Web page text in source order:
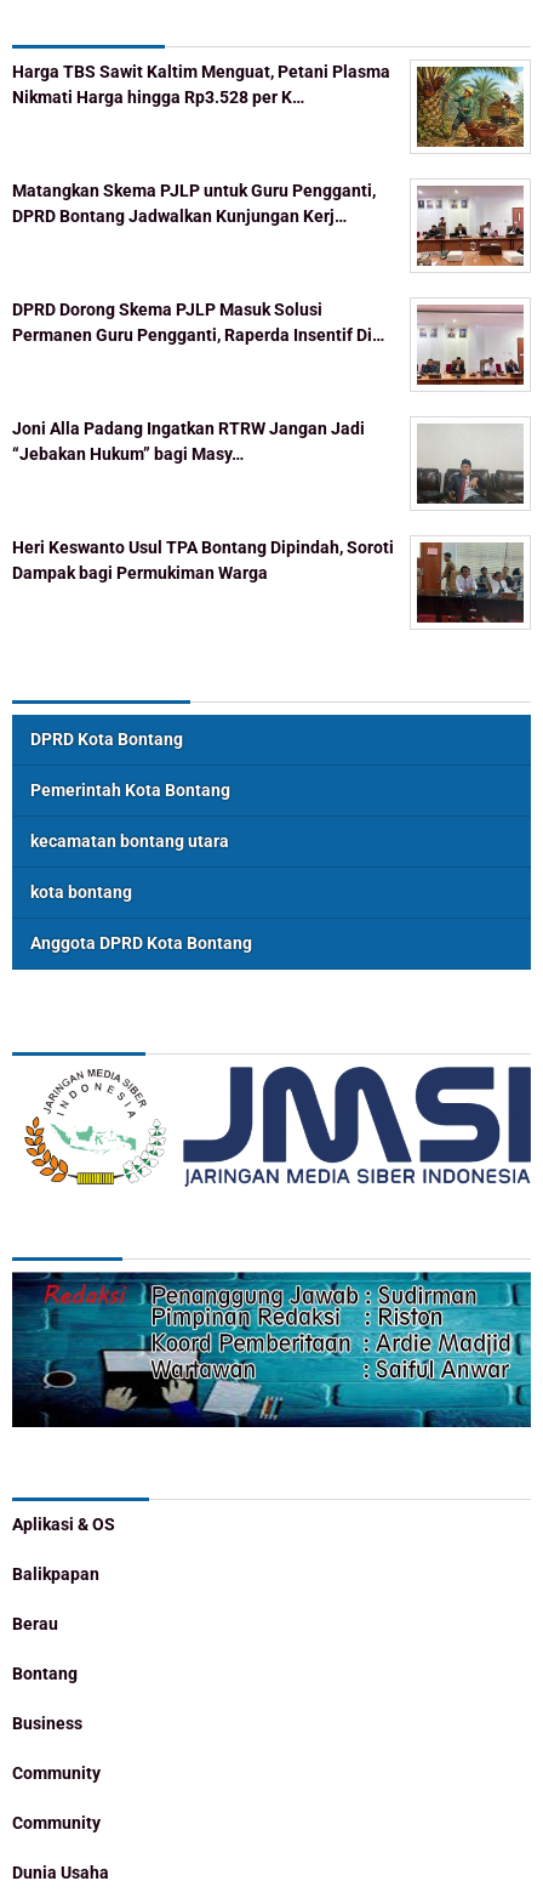
Harga TBS Sawit Kaltim Menguat, Petani Plasma
Nikmati Harga hingga Rp3.528 per K…
Matangkan Skema PJLP untuk Guru Pengganti,
DPRD Bontang Jadwalkan Kunjungan Kerj…
DPRD Dorong Skema PJLP Masuk Solusi
Permanen Guru Pengganti, Raperda Insentif Di…
Joni Alla Padang Ingatkan RTRW Jangan Jadi
“Jebakan Hukum” bagi Masy…
Heri Keswanto Usul TPA Bontang Dipindah, Soroti
Dampak bagi Permukiman Warga
DPRD Kota Bontang
Pemerintah Kota Bontang
kecamatan bontang utara
kota bontang
Anggota DPRD Kota Bontang
Aplikasi & OS
Balikpapan
Berau
Bontang
Business
Community
Community
Dunia Usaha